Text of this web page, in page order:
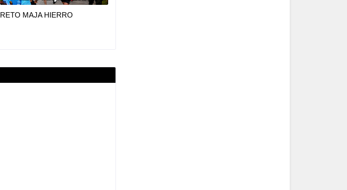
RETO MAJA HIERRO